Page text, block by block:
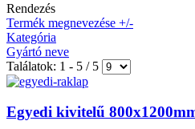
Rendezés
Termék megnevezése +/-
Kategória
Gyártó neve
Találatok: 1 - 5 / 5
Egyedi kivitelű